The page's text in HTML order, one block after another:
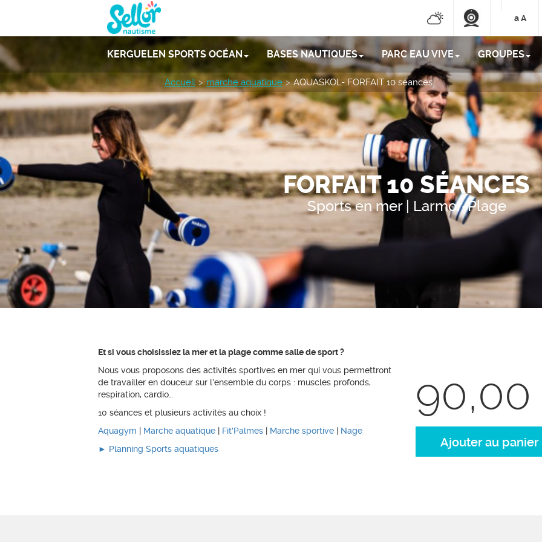
aA
KERGUELEN SPORTS OCÉAN BASES NAUTIQUES PARC EAU VIVE GROUPES
Accueil marche aquatique AQUASKOL- FORFAIT 10 séances
FORFAIT 10 SÉANCES
Sports en mer | Larmor-Plage
Et si vous choisissiez la mer et la plage comme salle de sport ?
Nous vous proposons des activités sportives en mer qui vous permettront
de travailler en douceur sur l’ensemble du corps : muscles profonds,
respiration, cardio…
10 séances et plusieurs activités au choix !
Aquagym | Marche aquatique | Fit'Palmes | Marche sportive | Nage
► Planning Sports aquatiques